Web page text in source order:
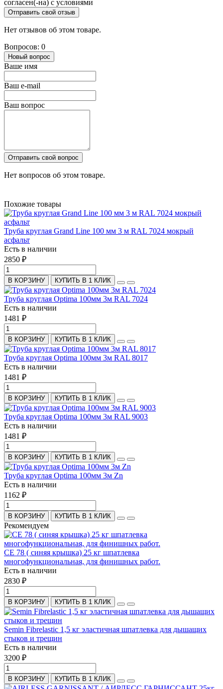
согласен(-на) с условиями
Отправить свой отзыв
Нет отзывов об этом товаре.
Вопросов: 0
Новый вопрос
Ваше имя
Ваш e-mail
Ваш вопрос
Отправить свой вопрос
Нет вопросов об этом товаре.
Похожие товары
Труба круглая Grand Line 100 мм 3 м RAL 7024 мокрый
асфальт
Есть в наличии
2850 ₽
В КОРЗИНУ КУПИТЬ В 1 КЛИК
Труба круглая Optima 100мм 3м RAL 7024
Есть в наличии
1481 ₽
В КОРЗИНУ КУПИТЬ В 1 КЛИК
Труба круглая Optima 100мм 3м RAL 8017
Есть в наличии
1481 ₽
В КОРЗИНУ КУПИТЬ В 1 КЛИК
Труба круглая Optima 100мм 3м RAL 9003
Есть в наличии
1481 ₽
В КОРЗИНУ КУПИТЬ В 1 КЛИК
Труба круглая Optima 100мм 3м Zn
Есть в наличии
1162 ₽
В КОРЗИНУ КУПИТЬ В 1 КЛИК
Рекомендуем
СЕ 78 ( синяя крышка) 25 кг шпатлевка
многофункциональная, для финишных работ.
Есть в наличии
2830 ₽
В КОРЗИНУ КУПИТЬ В 1 КЛИК
Semin Fibrelastic 1,5 кг эластичная шпатлевка для дышащих
стыков и трещин
Есть в наличии
3200 ₽
В КОРЗИНУ КУПИТЬ В 1 КЛИК